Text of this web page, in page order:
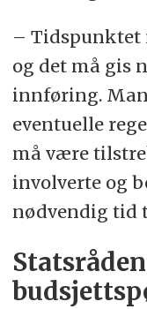
– Tidspunktet
og det må gis
innføring.
eventuelle
må være
involverte og
nødvendig tid